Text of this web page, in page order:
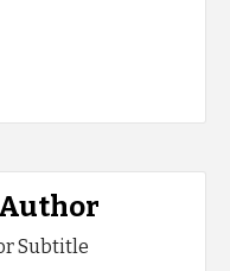
Subtitle